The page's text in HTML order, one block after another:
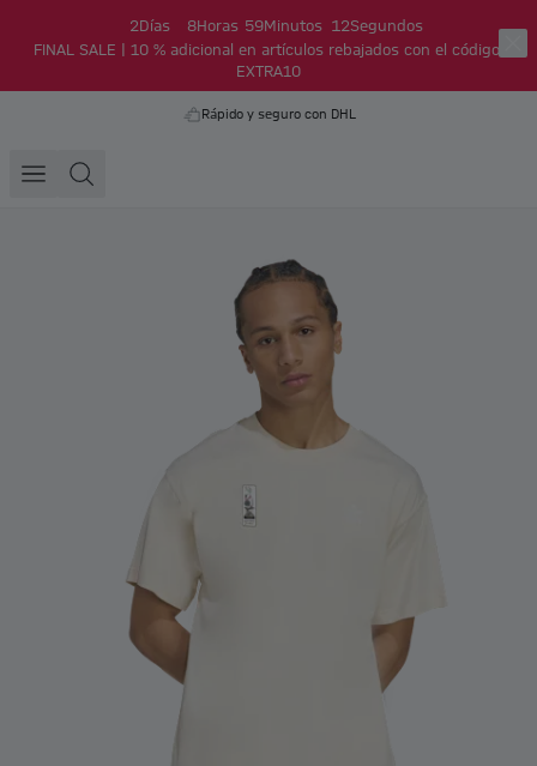
2Días 8Horas 59Minutos 12Segundos
FINAL SALE | 10 % adicional en artículos rebajados con el código:
EXTRA10
Rápido y seguro con DHL